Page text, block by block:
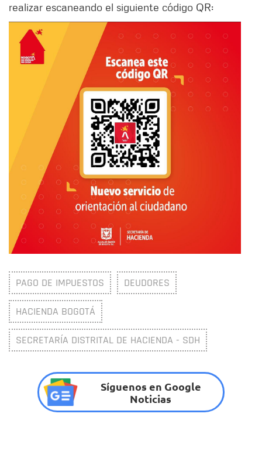
realizar escaneando el siguiente código QR:
PAGO DE IMPUESTOS DEUDORES
HACIENDA BOGOTÁ
SECRETARÍA DISTRITAL DE HACIENDA - SDH
Síguenos en Google
Noticias